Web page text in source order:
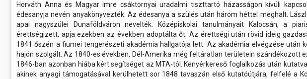
Egyebek
Ünnepek,
megemlékezések
Megyei kitekintő
Horváth Anna és Magyar Imre csáktornyai uradalmi tiszttartó házasságon kívüli
édesanyja nevén anyakönyvezték. Az édesanya a szülés után három héttel meghalt.
apai nagyszülei Dunaföldváron nevelték. Középiskolai tanulmányait Kalocsán, a
érettségizett, apja ezekben az években adoptálta őt. Az érettségi után rövid ideig
1841 őszén a fiumei tengerészeti akadémia hallgatója lett. Az akadémia elvégzése után
hajón szolgált. Az 1840-es években, Dél-Amerika még feltáratlan területein szándékozott
1846-ban azonban hiába kért segítséget az MTA-tól. Kenyérkereső foglalkozás után
akinek anyagi támogatásával kerülhetett sor 1848 tavaszán első kutatóútjára, felfelé a